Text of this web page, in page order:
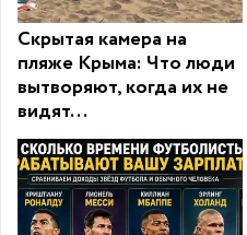
Скрытая камера на
пляже Крыма: Что люди
вытворяют, когда их не
видят...